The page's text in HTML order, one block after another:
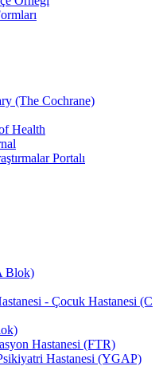
(The Cochrane)
Health
Portalı
Blok)
- Çocuk Hastanesi (C
Hastanesi (FTR)
Hastanesi (YGAP)